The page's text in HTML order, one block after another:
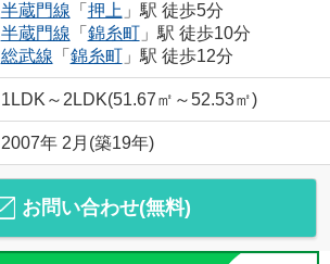
半蔵門線 「 押上 」駅 徒歩5分
半蔵門線 「 錦糸町」駅 徒歩10分
総武線 「 錦糸町」駅 徒歩12分
1LDK～2LDK(51.67㎡～52.53㎡)
2007年 2月(築19年)
お問い合わせ(無料)